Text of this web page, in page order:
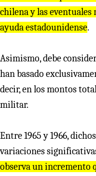
chilena y las eventuales
ayuda estadounidense.
Asimismo, debe
han basado
decir, en los montos
militar.
Entre 1965 y 1966,
variaciones
observa un incremento